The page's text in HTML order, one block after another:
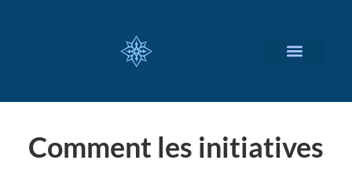
Comment les initiatives